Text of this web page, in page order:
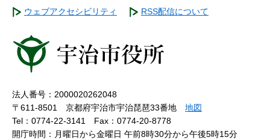
ウェブアクセシビリティ RSS配信について
法人番号：2000020262048
〒611-8501 京都府宇治市宇治琵琶33番地 地図
Tel：0774-22-3141
Fax：0774-20-8778
開庁時間：月曜日から金曜日 午前8時30分から午後5時15分